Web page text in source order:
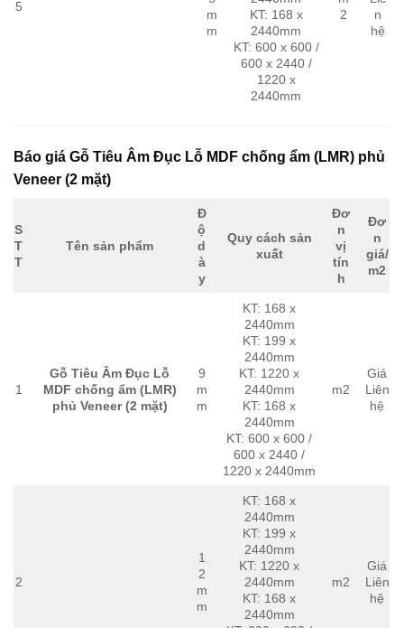
5
m
m
KT: 168 x
2440mm
KT: 600 x 600 /
600 x 2440 /
1220 x
2440mm
2
n
hệ
Báo giá Gỗ Tiêu Âm Đục Lỗ MDF chống ẩm (LMR) phủ
Veneer (2 mặt)
S
T
T
Tên sản phẩm
Đ
ộ
d
à
y
Quy cách sản
xuất
Đơ
n
vị
tín
h
Đơ
n
giá/
m2
1
Gỗ Tiêu Âm Đục Lỗ
MDF chống ẩm (LMR)
phủ Veneer (2 mặt)
9
m
m
KT: 168 x
2440mm
KT: 199 x
2440mm
KT: 1220 x
2440mm
KT: 168 x
2440mm
KT: 600 x 600 /
600 x 2440 /
1220 x 2440mm
m2
Giá
Liên
hệ
2
1
2
m
m
KT: 168 x
2440mm
KT: 199 x
2440mm
KT: 1220 x
2440mm
KT: 168 x
2440mm
m2
Giá
Liên
hệ